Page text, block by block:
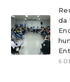
da
6